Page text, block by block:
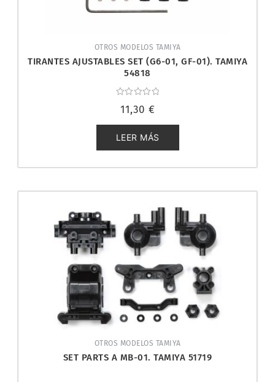
OTROS MODELOS TAMIYA
TIRANTES AJUSTABLES SET (G6-01, GF-01). TAMIYA
54818
de
5
11,30 €
LEER MÁS
OTROS MODELOS TAMIYA
SET PARTS A MB-01. TAMIYA 51719